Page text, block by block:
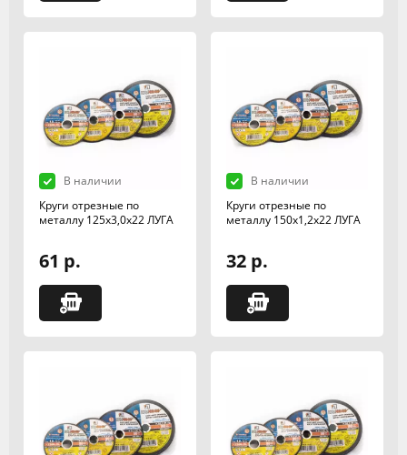
В наличии
Круги отрезные по
металлу 125х3,0х22 ЛУГА
61 р.
В наличии
Круги отрезные по
металлу 150х1,2х22 ЛУГА
32 р.